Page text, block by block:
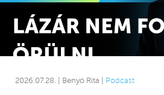
2026.07.28. | Benyó Rita | Podcast